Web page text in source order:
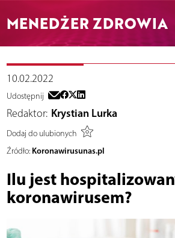
MENEDŻER ZDROWIA
10.02.2022
Udostępnij
Redaktor: Krystian Lurka
Dodaj do ulubionych
Źródło: Koronawirusunas.pl
Ilu jest
koronawirusem?